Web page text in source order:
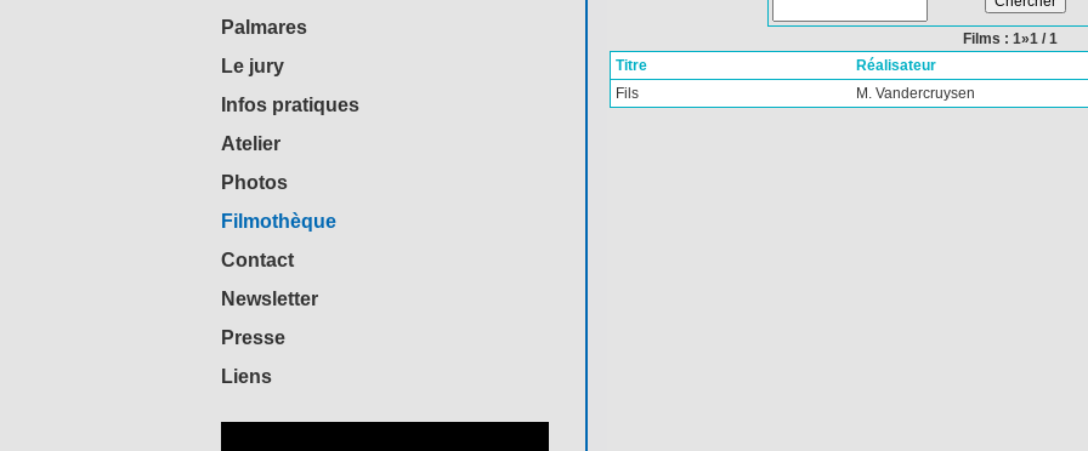
Palmares
Le jury
Infos pratiques
Atelier
Photos
Filmothèque
Contact
Newsletter
Presse
Liens
Films : 1»1 / 1
Titre
Réalisateur
Fils
M. Vandercruysen